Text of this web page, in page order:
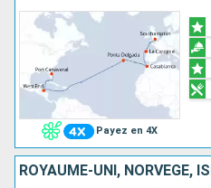
Payez en 4X